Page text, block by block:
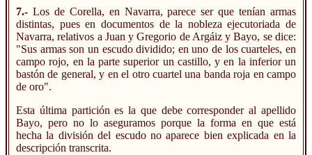
7.- Los de Corella, en Navarra, parece ser que tenían armas
distintas, pues en documentos de la nobleza ejecutoriada de
Navarra, relativos a Juan y Gregorio de Argáiz y Bayo, se dice:
"Sus armas son un escudo dividido; en uno de los cuarteles, en
campo rojo, en la parte superior un castillo, y en la inferior un
bastón de general, y en el otro cuartel una banda roja en campo
de oro".
Esta última partición es la que debe corresponder al apellido
Bayo, pero no lo aseguramos porque la forma en que está
hecha la división del escudo no aparece bien explicada en la
descripción transcrita.